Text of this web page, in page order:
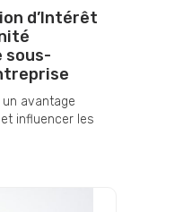
d’Intérêt
sous-
un avantage
influencer les